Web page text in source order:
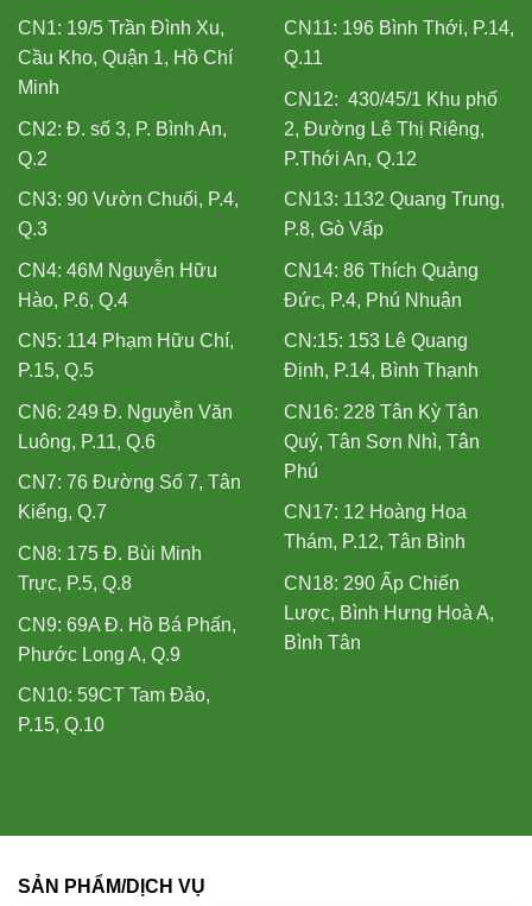
CN1: 19/5 Trần Đình Xu,
Cầu Kho, Quận 1, Hồ Chí
Minh
CN2: Đ. số 3, P. Bình An,
Q.2
CN3: 90 Vườn Chuối, P.4,
Q.3
CN4: 46M Nguyễn Hữu
Hào, P.6, Q.4
CN5: 114 Phạm Hữu Chí,
P.15, Q.5
CN6: 249 Đ. Nguyễn Văn
Luông, P.11, Q.6
CN7: 76 Đường Số 7, Tân
Kiểng, Q.7
CN8: 175 Đ. Bùi Minh
Trực, P.5, Q.8
CN9: 69A Đ. Hồ Bá Phấn,
Phước Long A, Q.9
CN10: 59CT Tam Đảo,
P.15, Q.10
CN11: 196 Bình Thới, P.14,
Q.11
CN12: 430/45/1 Khu phố
2, Đường Lê Thị Riêng,
P.Thới An, Q.12
CN13: 1132 Quang Trung,
P.8, Gò Vấp
CN14: 86 Thích Quảng
Đức, P.4, Phú Nhuận
CN:15: 153 Lê Quang
Định, P.14, Bình Thạnh
CN16: 228 Tân Kỳ Tân
Quý, Tân Sơn Nhì, Tân
Phú
CN17: 12 Hoàng Hoa
Thám, P.12, Tân Bình
CN18: 290 Ấp Chiến
Lược, Bình Hưng Hoà A,
Bình Tân
SẢN PHẨM/DỊCH VỤ